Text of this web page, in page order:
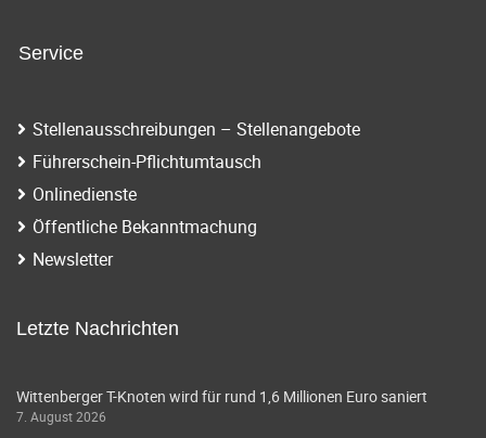
Service
Stellenausschreibungen – Stellenangebote
Führerschein-Pflichtumtausch
Onlinedienste
Öffentliche Bekanntmachung
Newsletter
Letzte Nachrichten
Wittenberger T-Knoten wird für rund 1,6 Millionen Euro saniert
7. August 2026